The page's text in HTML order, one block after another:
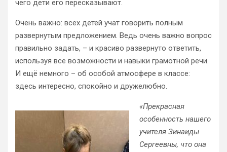
чего дети его пересказывают.
Очень важно: всех детей учат говорить полным
развернутым предложением. Ведь очень важно вопрос
правильно задать, – и красиво развернуто ответить,
используя все возможности и навыки грамотной речи.
И ещё немного – об особой атмосфере в классе:
здесь интересно, спокойно и дружелюбно.
«Прекрасная
особенность нашего
учителя Зинаиды
Сергеевны, что она